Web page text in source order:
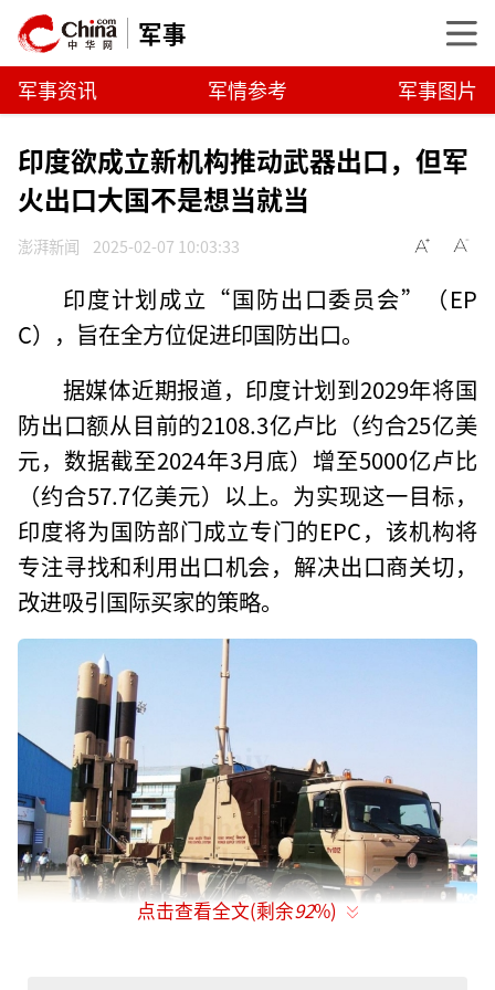
军事
军事资讯 军情参考 军事图片
印度欲成立新机构推动武器出口，但军
火出口大国不是想当就当
澎湃新闻 2025-02-07 10:03:33
印度计划成立“国防出口委员会”（EP
C），旨在全方位促进印国防出口。
据媒体近期报道，印度计划到2029年将国
防出口额从目前的2108.3亿卢比（约合25亿美
元，数据截至2024年3月底）增至5000亿卢比
（约合57.7亿美元）以上。为实现这一目标，
印度将为国防部门成立专门的EPC，该机构将
专注寻找和利用出口机会，解决出口商关切，
改进吸引国际买家的策略。
点击查看全文(剩余92%)